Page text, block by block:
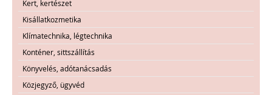
Kert, kertészet
Kisállatkozmetika
Klímatechnika, légtechnika
Konténer, sittszállítás
Könyvelés, adótanácsadás
Közjegyző, ügyvéd